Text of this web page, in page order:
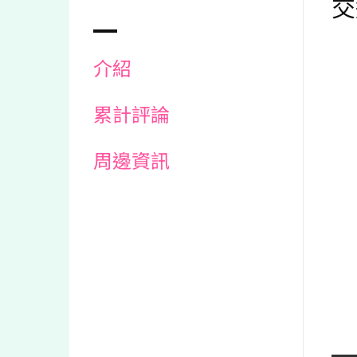
介紹
累計評論
周邊資訊